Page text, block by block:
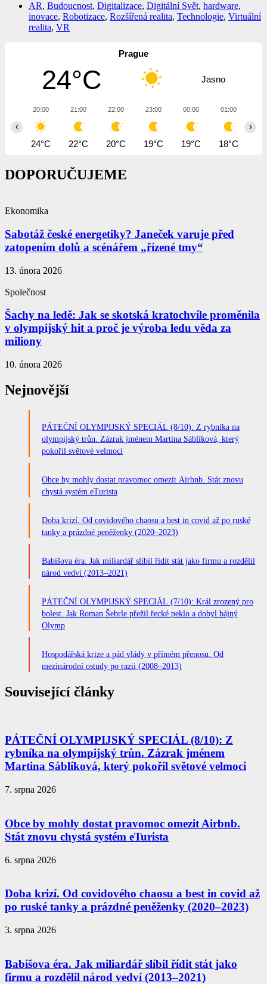
AR, Budoucnost, Digitalizace, Digitální Svět, hardware,
inovace, Robotizace, Rozšířená realita, Technologie, Virtuální
realita, VR
Prague
24°C Jasno
20:00
24°C
21:00
22°C
22:00
20°C
23:00
19°C
00:00
19°C
01:00
18°C
‹ ›
DOPORUČUJEME
Ekonomika
Sabotáž české energetiky? Janeček varuje před
zatopením dolů a scénářem „řízené tmy“
13. února 2026
Společnost
Šachy na ledě: Jak se skotská kratochvíle proměnila
v olympijský hit a proč je výroba ledu věda za
miliony
10. února 2026
Nejnovější
PÁTEČNÍ OLYMPIJSKÝ SPECIÁL (8/10): Z rybníka na
olympijský trůn. Zázrak jménem Martina Sáblíková, který
pokořil světové velmoci
Obce by mohly dostat pravomoc omezit Airbnb. Stát znovu
chystá systém eTurista
Doba krizí. Od covidového chaosu a best in covid až po ruské
tanky a prázdné peněženky (2020–2023)
Babišova éra. Jak miliardář slíbil řídit stát jako firmu a rozdělil
národ vedví (2013–2021)
PÁTEČNÍ OLYMPIJSKÝ SPECIÁL (7/10): Král zrozený pro
bolest. Jak Roman Šebrle přežil řecké peklo a dobyl bájný
Olymp
Hospodářská krize a pád vlády v přímém přenosu. Od
mezinárodní ostudy po razii (2008–2013)
Související články
PÁTEČNÍ OLYMPIJSKÝ SPECIÁL (8/10): Z
rybníka na olympijský trůn. Zázrak jménem
Martina Sáblíková, který pokořil světové velmoci
7. srpna 2026
Obce by mohly dostat pravomoc omezit Airbnb.
Stát znovu chystá systém eTurista
6. srpna 2026
Doba krizí. Od covidového chaosu a best in covid až
po ruské tanky a prázdné peněženky (2020–2023)
3. srpna 2026
Babišova éra. Jak miliardář slíbil řídit stát jako
firmu a rozdělil národ vedví (2013–2021)